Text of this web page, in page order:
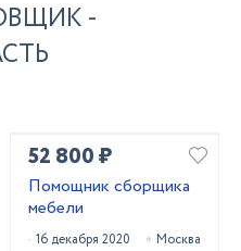
-
52 800 ₽
Помощник сборщика
мебели
16 декабря 2020 Москва